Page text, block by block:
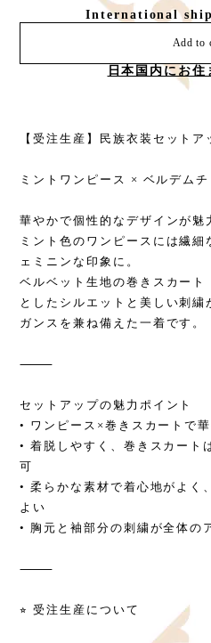
International
Add to
日本国内にお
【受注生産】民族衣装セットア
ミントワンピース × ベルデムチ
華やかで個性的なデザインが魅
ミント色のワンピースには繊
ェミニンな印象に。
ベルベット生地の巻きスカー
としたシルエットと美しい刺
ガンスを兼ね備えた一着です。
⸻
セットアップの魅力ポイント
• ワンピース×巻きスカートで
• 着脱しやすく、巻きスカート
可
• 柔らかな素材で着心地がよく
よい
• 胸元と袖部分の刺繍が全体の
⸻
⭐︎ 受注生産について